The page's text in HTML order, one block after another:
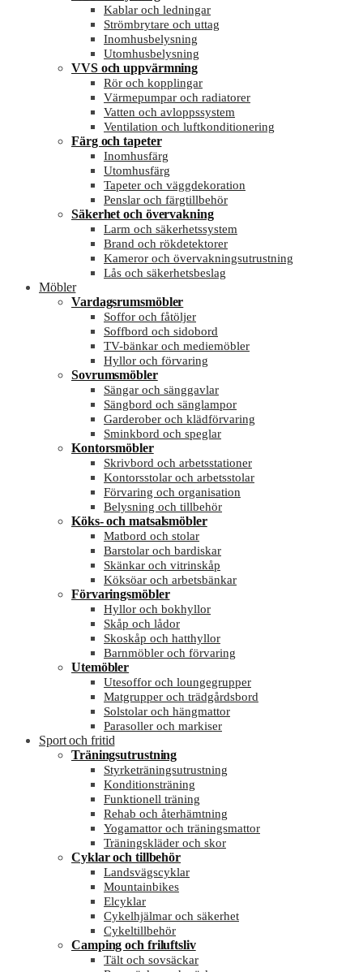
Kablar och ledningar
Strömbrytare och uttag
Inomhusbelysning
Utomhusbelysning
VVS och uppvärmning
Rör och kopplingar
Värmepumpar och radiatorer
Vatten och avloppssystem
Ventilation och luftkonditionering
Färg och tapeter
Inomhusfärg
Utomhusfärg
Tapeter och väggdekoration
Penslar och färgtillbehör
Säkerhet och övervakning
Larm och säkerhetssystem
Brand och rökdetektorer
Kameror och övervakningsutrustning
Lås och säkerhetsbeslag
Möbler
Vardagsrumsmöbler
Soffor och fåtöljer
Soffbord och sidobord
TV-bänkar och mediemöbler
Hyllor och förvaring
Sovrumsmöbler
Sängar och sänggavlar
Sängbord och sänglampor
Garderober och klädförvaring
Sminkbord och speglar
Kontorsmöbler
Skrivbord och arbetsstationer
Kontorsstolar och arbetsstolar
Förvaring och organisation
Belysning och tillbehör
Köks- och matsalsmöbler
Matbord och stolar
Barstolar och bardiskar
Skänkar och vitrinskåp
Köksöar och arbetsbänkar
Förvaringsmöbler
Hyllor och bokhyllor
Skåp och lådor
Skoskåp och hatthyllor
Barnmöbler och förvaring
Utemöbler
Utesoffor och loungegrupper
Matgrupper och trädgårdsbord
Solstolar och hängmattor
Parasoller och markiser
Sport och fritid
Träningsutrustning
Styrketräningsutrustning
Konditionsträning
Funktionell träning
Rehab och återhämtning
Yogamattor och träningsmattor
Träningskläder och skor
Cyklar och tillbehör
Landsvägscyklar
Mountainbikes
Elcyklar
Cykelhjälmar och säkerhet
Cykeltillbehör
Camping och friluftsliv
Tält och sovsäckar